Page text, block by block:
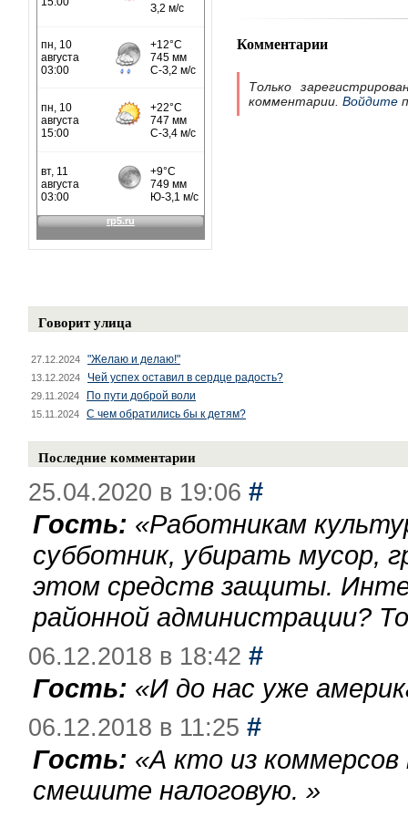
Комментарии
Только
комментарии. Войдите
Говорит улица
27.12.2024 "Желаю и делаю!"
13.12.2024 Чей успех оставил в сердце радость?
29.11.2024 По пути доброй воли
15.11.2024 С чем обратились бы к детям?
Последние комментарии
25.04.2020 в 19:06 #
Гость: «Работникам
субботник, убирать мусор,
этом средств защиты.
районной администрации?
06.12.2018 в 18:42 #
Гость: «И до нас уже
06.12.2018 в 11:25 #
Гость: «А кто из
смешите налоговую. »